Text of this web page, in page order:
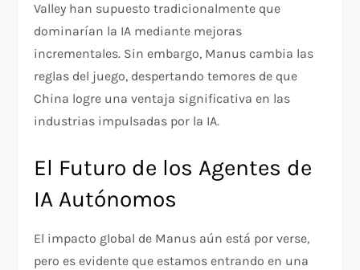
Valley han supuesto tradicionalmente que
dominarían la IA mediante mejoras
incrementales. Sin embargo, Manus cambia las
reglas del juego, despertando temores de que
China logre una ventaja significativa en las
industrias impulsadas por la IA.
El Futuro de los Agentes de
IA Autónomos
El impacto global de Manus aún está por verse,
pero es evidente que estamos entrando en una